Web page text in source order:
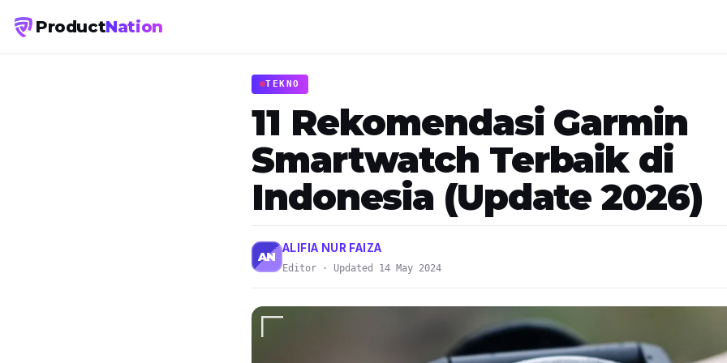
ProductNation
TEKNO
11 Rekomendasi Garmin
Smartwatch Terbaik di
Indonesia (Update 2026)
AN
ALIFIA NUR FAIZA
Editor · Updated 14 May 2024